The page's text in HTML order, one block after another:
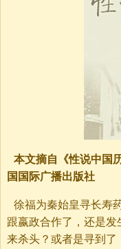
本文摘自《性说中国
国国际广播出版社
徐福为秦始皇寻长寿
跟嬴政合作了，还是发
来杀头？或者是寻到